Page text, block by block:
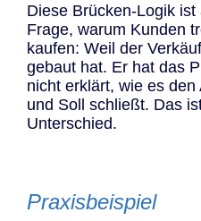
Diese Brücken-Logik
Frage, warum Kunden
kaufen: Weil der
gebaut hat. Er hat das
nicht erklärt, wie es
und Soll schließt. Das
Unterschied.
Praxisbeispiel